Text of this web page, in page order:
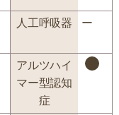
人工呼吸器 ー
アルツハイ
マー型認知
症